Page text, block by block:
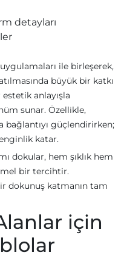
detayları
uygulamaları ile birleşerek,
büyük bir katkı
anlayışla
sunar. Özellikle,
güçlendirirken;
katar.
dokular, hem şıklık hem
bir tercihtir.
dokunuş katmanın tam
için